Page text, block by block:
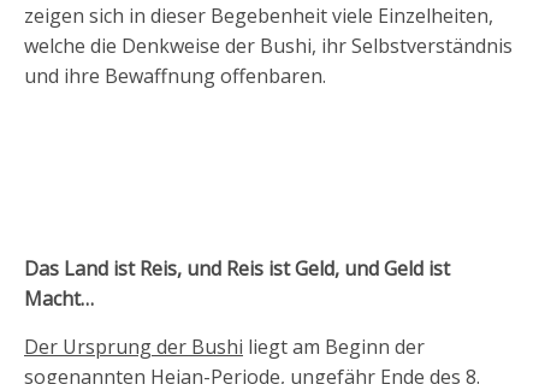
zeigen sich in dieser Begebenheit viele Einzelheiten,
welche die Denkweise der Bushi, ihr Selbstverständnis
und ihre Bewaffnung offenbaren.
Das Land ist Reis, und Reis ist Geld, und Geld ist
Macht…
Der Ursprung der Bushi liegt am Beginn der
sogenannten Heian-Periode, ungefähr Ende des 8.